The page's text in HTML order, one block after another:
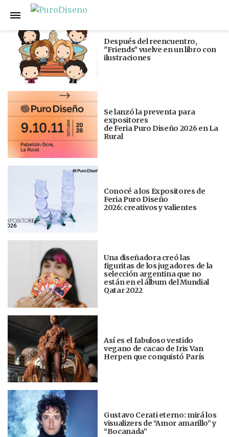
Anterior
Después del reencuentro,
"Friends" vuelve en un libro con
ilustraciones
Se lanzó la preventa para
expositores
de Feria Puro Diseño 2026 en La
Rural
Conocé a los Expositores de
Feria Puro Diseño
2026: creativos y valientes
Una diseñadora creó las
figuritas de los jugadores de la
selección argentina que no
están en el álbum del Mundial
Qatar 2022
Así es el fabuloso vestido
vegano de cacao de Iris Van
Herpen que conquistó París
Gustavo Cerati eterno: mirá los
visualizers de “Amor amarillo” y
“Bocanada”
Siguiente